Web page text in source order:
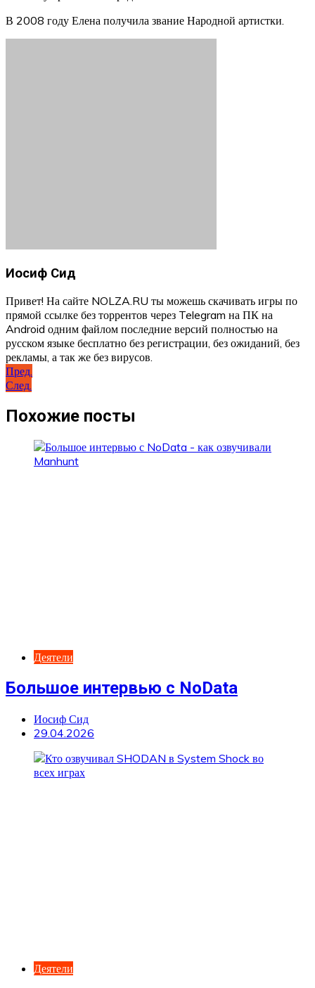
В 2008 году Елена получила звание Народной артистки.
Иосиф Сид
Привет! На сайте NOLZA.RU ты можешь скачивать игры по
прямой ссылке без торрентов через Telegram на ПК на
Android одним файлом последние версий полностью на
русском языке бесплатно без регистрации, без ожиданий, без
рекламы, а так же без вирусов.
Навигация
по
записям
Пред.
След.
Похожие посты
Деятели
Большое интервью с NoData
Иосиф Сид
29.04.2026
Деятели